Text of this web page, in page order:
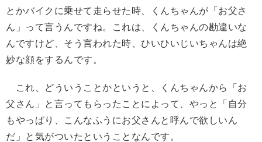
とかバイクに乗せて走らせた時、くんちゃんが「お父さ
ん」って言うんですね。これは、くんちゃんの勘違いな
んですけど、そう言われた時、ひいひいじいちゃんは絶
妙な顔をするんです。
これ、どういうことかというと、くんちゃんから「お
父さん」と言ってもらったことによって、やっと「自分
もやっぱり、こんなふうにお父さんと呼んで欲しいん
だ」と気がついたということなんです。